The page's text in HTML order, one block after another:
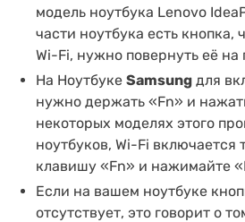
модель ноутбука Lenovo
части ноутбука есть кнопка,
Wi-Fi, нужно повернуть её на
На Ноутбуке Samsung для
нужно держать «Fn» и
некоторых моделях этого
ноутбуков, Wi-Fi включается
клавишу «Fn» и нажимайте
Если на вашем ноутбуке
отсутствует, это говорит о